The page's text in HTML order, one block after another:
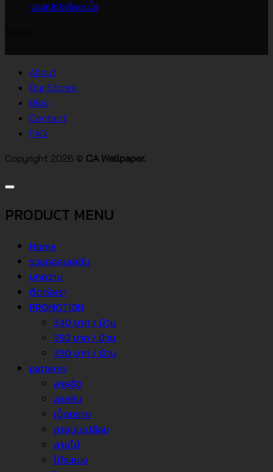
วอลเปเปอร์คอนโด
About
Our Stores
Blog
Contact
FAQ
Copyright 2026 © CA Wallpaper.
PRODUCT MENU
Home
รวมคอลเลคชั่น
บทความ
ติดต่อเรา
PROMOTION
340 บาท / ม้วน
350 บาท / ม้วน
390 บาท / ม้วน
patterns
ลายอิฐ
ลายหิน
เม็ดทราย
ลายปูนเปลือย
ลายไม้
ไม้ระแนง